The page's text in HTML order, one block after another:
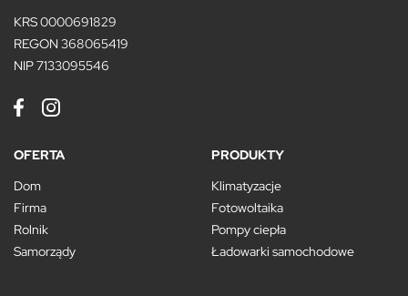
KRS 0000691829
REGON 368065419
NIP 7133095546
OFERTA
Dom
Firma
Rolnik
Samorządy
PRODUKTY
Klimatyzacje
Fotowoltaika
Pompy ciepła
Ładowarki samochodowe